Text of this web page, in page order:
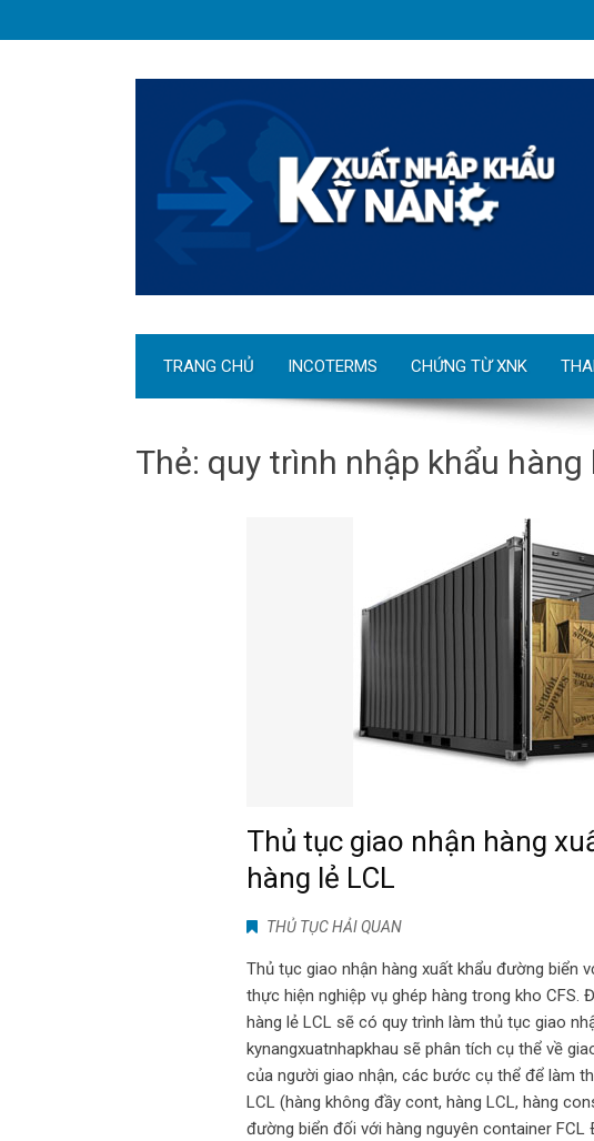
TRANG CHỦ INCOTERMS CHỨNG TỪ XNK
Thẻ: quy trình nhập khẩu
Thủ tục giao nhận hàng
hàng lẻ LCL
THỦ TỤC HẢI QUAN
Thủ tục giao nhận hàng xuất khẩu đường biển
thực hiện nghiệp vụ ghép hàng trong kho CFS.
hàng lẻ LCL sẽ có quy trình làm thủ tục giao
kynangxuatnhapkhau sẽ phân tích cụ thể về
của người giao nhận, các bước cụ thể để làm
LCL (hàng không đầy cont, hàng LCL, hàng
đường biển đối với hàng nguyên container